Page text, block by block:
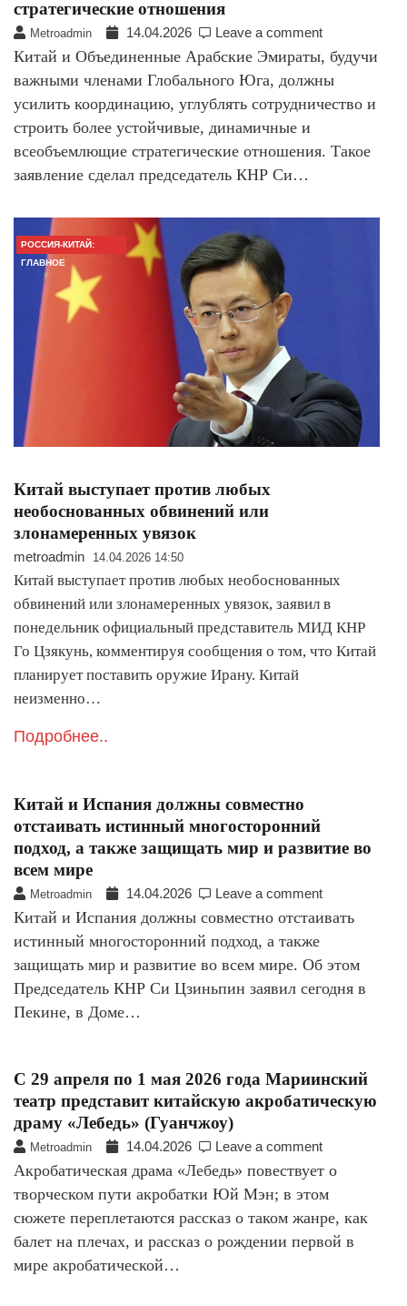
стратегические отношения
Metroadmin 14.04.2026 Leave a comment
Китай и Объединенные Арабские Эмираты, будучи
важными членами Глобального Юга, должны
усилить координацию, углублять сотрудничество и
строить более устойчивые, динамичные и
всеобъемлющие стратегические отношения. Такое
заявление сделал председатель КНР Си…
РОССИЯ-КИТАЙ:
ГЛАВНОЕ
Китай выступает против любых
необоснованных обвинений или
злонамеренных увязок
metroadmin 14.04.2026 14:50
Китай выступает против любых необоснованных
обвинений или злонамеренных увязок, заявил в
понедельник официальный представитель МИД КНР
Го Цзякунь, комментируя сообщения о том, что Китай
планирует поставить оружие Ирану. Китай
неизменно…
Подробнее..
Китай и Испания должны совместно
отстаивать истинный многосторонний
подход, а также защищать мир и развитие во
всем мире
Metroadmin 14.04.2026 Leave a comment
Китай и Испания должны совместно отстаивать
истинный многосторонний подход, а также
защищать мир и развитие во всем мире. Об этом
Председатель КНР Си Цзиньпин заявил сегодня в
Пекине, в Доме…
С 29 апреля по 1 мая 2026 года Мариинский
театр представит китайскую акробатическую
драму «Лебедь» (Гуанчжоу)
Metroadmin 14.04.2026 Leave a comment
Акробатическая драма «Лебедь» повествует о
творческом пути акробатки Юй Мэн; в этом
сюжете переплетаются рассказ о таком жанре, как
балет на плечах, и рассказ о рождении первой в
мире акробатической…